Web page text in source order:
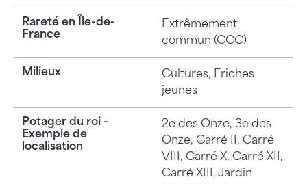
Rareté en Île-de-
France
Extrêmement
commun (CCC)
Milieux
Cultures, Friches
jeunes
Potager du roi -
Exemple de
localisation
2e des Onze, 3e des
Onze, Carré II, Carré
VIII, Carré X, Carré XII,
Carré XIII, Jardin